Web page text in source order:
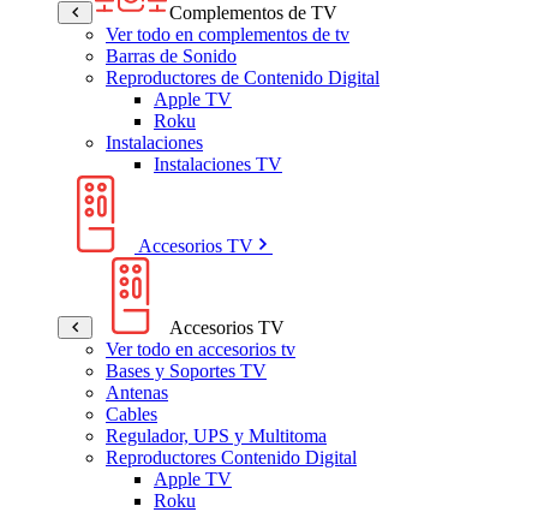
Complementos de TV
Ver todo en complementos de tv
Barras de Sonido
Reproductores de Contenido Digital
Apple TV
Roku
Instalaciones
Instalaciones TV
Accesorios TV
Accesorios TV
Ver todo en accesorios tv
Bases y Soportes TV
Antenas
Cables
Regulador, UPS y Multitoma
Reproductores Contenido Digital
Apple TV
Roku